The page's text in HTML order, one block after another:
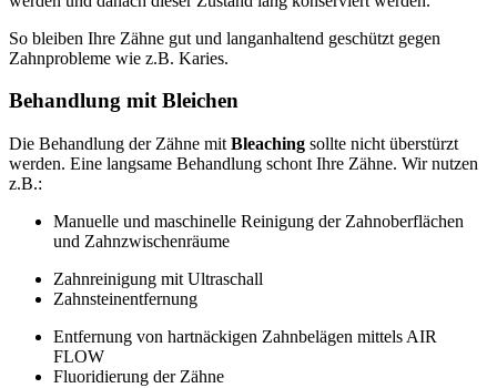
So bleiben Ihre Zähne gut und langanhaltend geschützt gegen
Zahnprobleme wie z.B. Karies.
Behandlung mit Bleichen
Die Behandlung der Zähne mit Bleaching sollte nicht überstürzt
werden. Eine langsame Behandlung schont Ihre Zähne. Wir nutzen
z.B.:
Manuelle und maschinelle Reinigung der Zahnoberflächen
und Zahnzwischenräume
Zahnreinigung mit Ultraschall
Zahnsteinentfernung
Entfernung von hartnäckigen Zahnbelägen mittels AIR
FLOW
Fluoridierung der Zähne